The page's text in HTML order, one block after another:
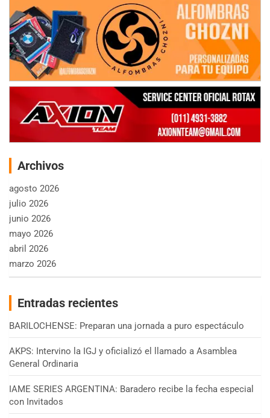
Archivos
agosto 2026
julio 2026
junio 2026
mayo 2026
abril 2026
marzo 2026
Entradas recientes
BARILOCHENSE: Preparan una jornada a puro espectáculo
AKPS: Intervino la IGJ y oficializó el llamado a Asamblea
General Ordinaria
IAME SERIES ARGENTINA: Baradero recibe la fecha especial
con Invitados